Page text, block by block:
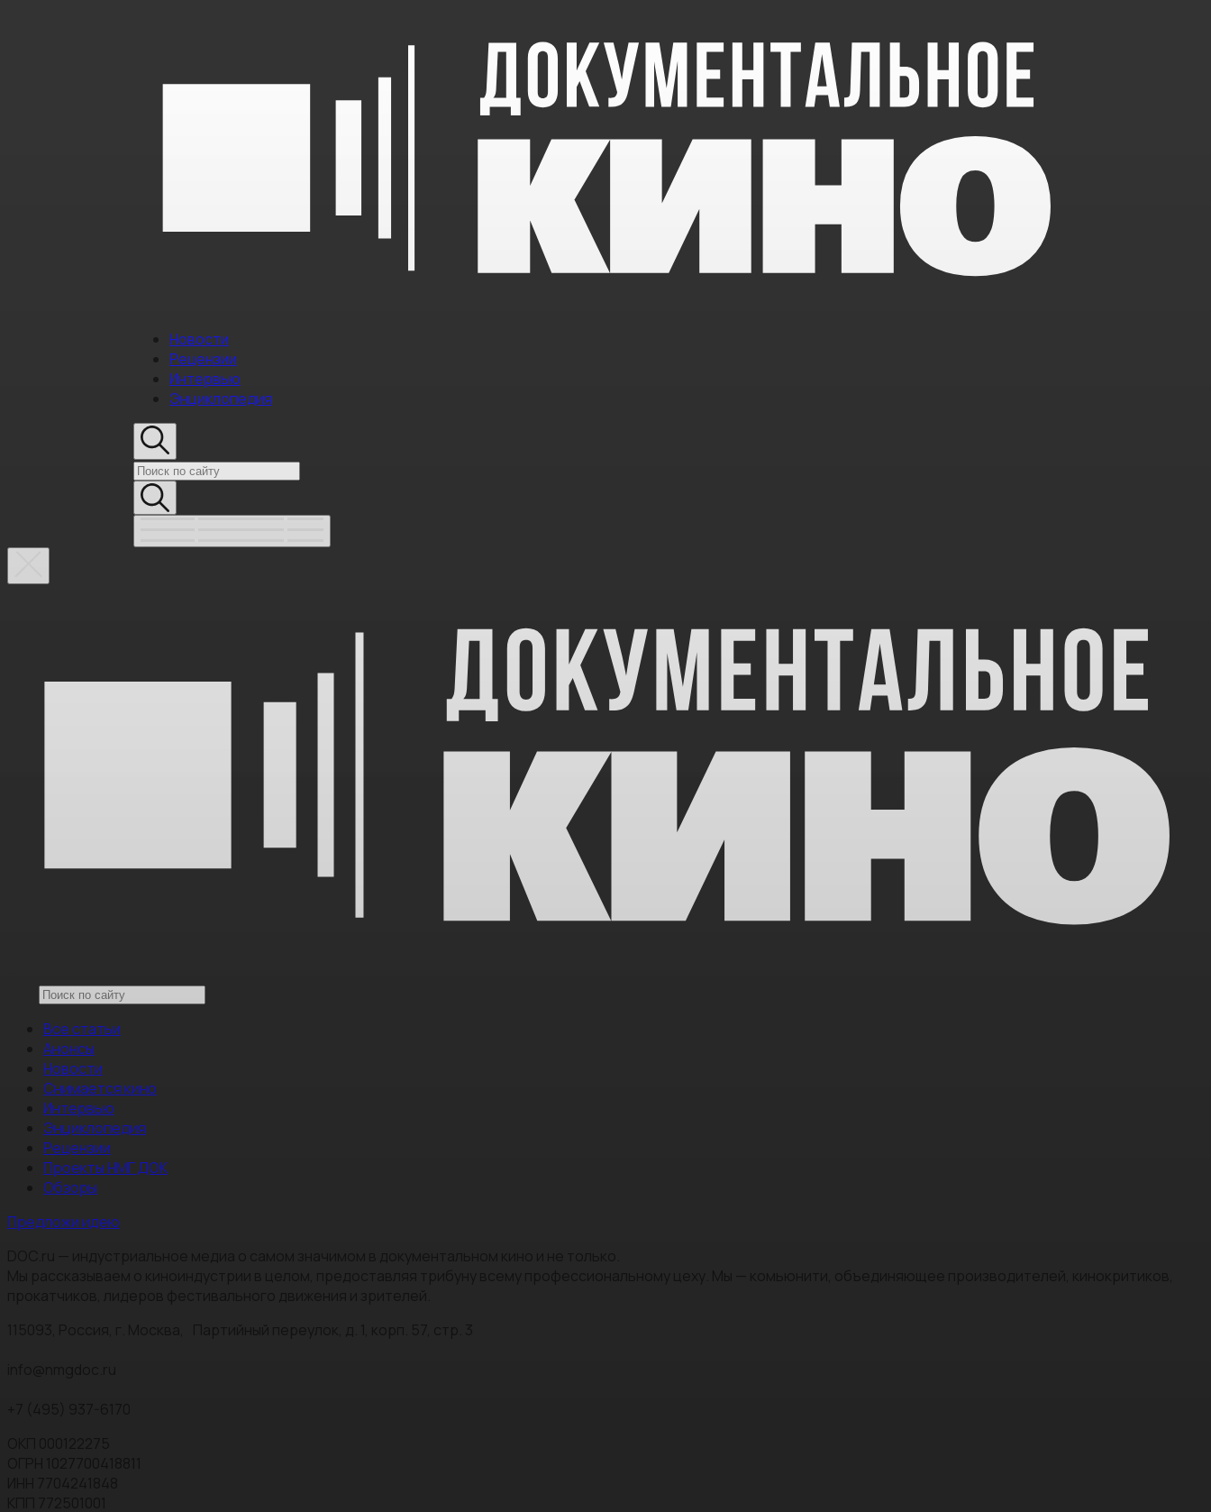
Новости
Рецензии
Интервью
Энциклопедия
Все статьи
Анонсы
Новости
Снимается кино
Интервью
Энциклопедия
Рецензии
Проекты НМГ ДОК
Обзоры
Предложи идею